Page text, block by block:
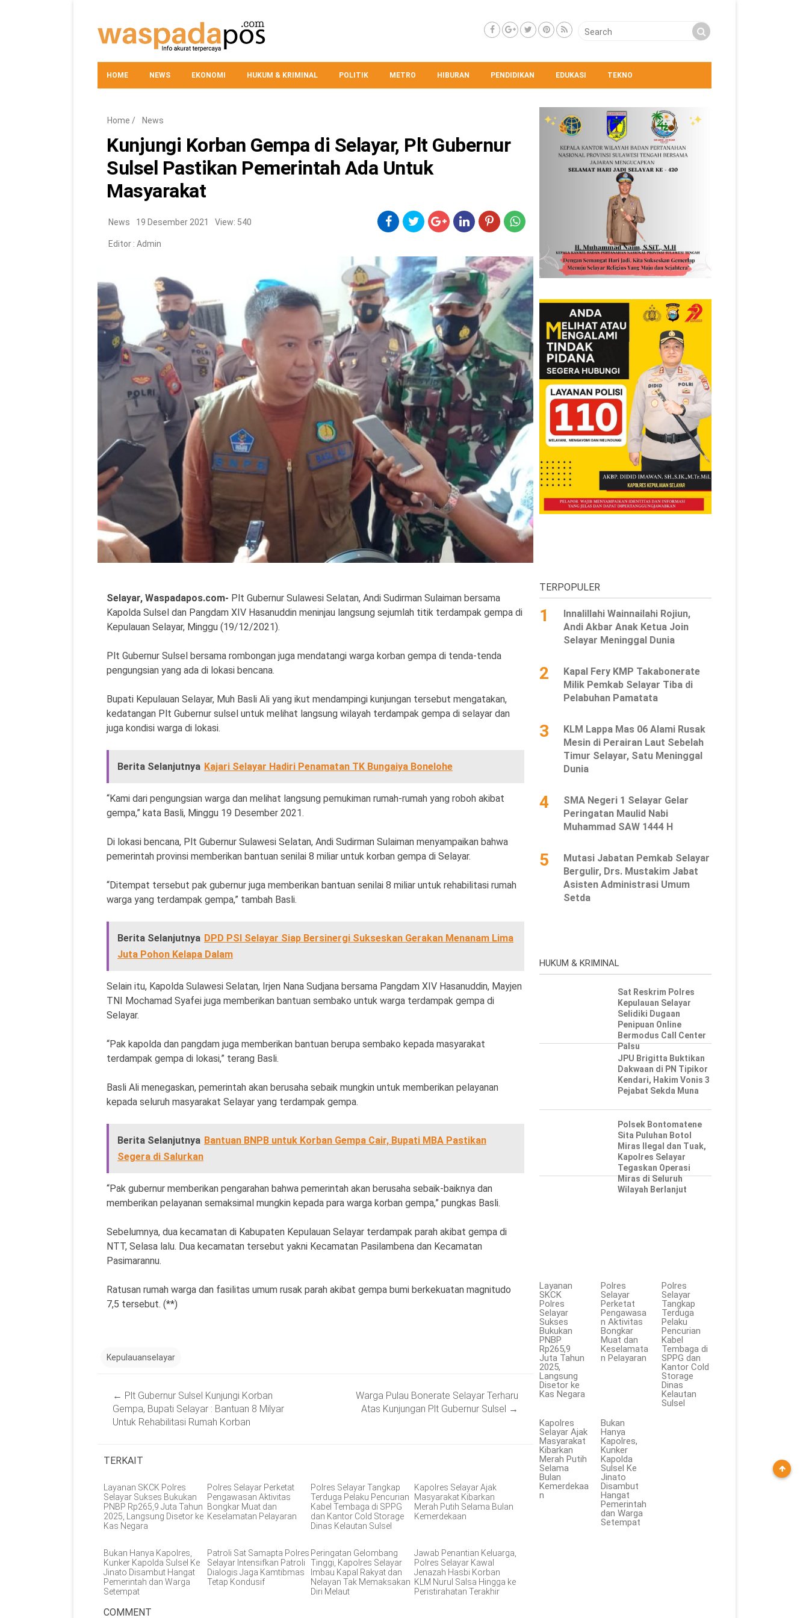
HOME NEWS EKONOMI HUKUM & KRIMINAL POLITIK METRO HIBURAN PENDIDIKAN EDUKASI TEKNO
Home / News
Kunjungi Korban Gempa di Selayar, Plt Gubernur
Sulsel Pastikan Pemerintah Ada Untuk
Masyarakat
News 19 Desember 2021 View: 540
Editor : Admin
Selayar, Waspadapos.com- Plt Gubernur Sulawesi Selatan, Andi Sudirman Sulaiman bersama
Kapolda Sulsel dan Pangdam XIV Hasanuddin meninjau langsung sejumlah titik terdampak gempa di
Kepulauan Selayar, Minggu (19/12/2021).
Plt Gubernur Sulsel bersama rombongan juga mendatangi warga korban gempa di tenda-tenda
pengungsian yang ada di lokasi bencana.
Bupati Kepulauan Selayar, Muh Basli Ali yang ikut mendampingi kunjungan tersebut mengatakan,
kedatangan Plt Gubernur sulsel untuk melihat langsung wilayah terdampak gempa di selayar dan
juga kondisi warga di lokasi.
Berita Selanjutnya Kajari Selayar Hadiri Penamatan TK Bungaiya Bonelohe
“Kami dari pengungsian warga dan melihat langsung pemukiman rumah-rumah yang roboh akibat
gempa,” kata Basli, Minggu 19 Desember 2021.
Di lokasi bencana, Plt Gubernur Sulawesi Selatan, Andi Sudirman Sulaiman menyampaikan bahwa
pemerintah provinsi memberikan bantuan senilai 8 miliar untuk korban gempa di Selayar.
“Ditempat tersebut pak gubernur juga memberikan bantuan senilai 8 miliar untuk rehabilitasi rumah
warga yang terdampak gempa,” tambah Basli.
Berita Selanjutnya DPD PSI Selayar Siap Bersinergi Sukseskan Gerakan Menanam Lima
Juta Pohon Kelapa Dalam
Selain itu, Kapolda Sulawesi Selatan, Irjen Nana Sudjana bersama Pangdam XIV Hasanuddin, Mayjen
TNI Mochamad Syafei juga memberikan bantuan sembako untuk warga terdampak gempa di
Selayar.
“Pak kapolda dan pangdam juga memberikan bantuan berupa sembako kepada masyarakat
terdampak gempa di lokasi,” terang Basli.
Basli Ali menegaskan, pemerintah akan berusaha sebaik mungkin untuk memberikan pelayanan
kepada seluruh masyarakat Selayar yang terdampak gempa.
Berita Selanjutnya Bantuan BNPB untuk Korban Gempa Cair, Bupati MBA Pastikan
Segera di Salurkan
“Pak gubernur memberikan pengarahan bahwa pemerintah akan berusaha sebaik-baiknya dan
memberikan pelayanan semaksimal mungkin kepada para warga korban gempa,” pungkas Basli.
Sebelumnya, dua kecamatan di Kabupaten Kepulauan Selayar terdampak parah akibat gempa di
NTT, Selasa lalu. Dua kecamatan tersebut yakni Kecamatan Pasilambena dan Kecamatan
Pasimarannu.
Ratusan rumah warga dan fasilitas umum rusak parah akibat gempa bumi berkekuatan magnitudo
7,5 tersebut. (**)
Kepulauanselayar
navigation
← Plt Gubernur Sulsel Kunjungi Korban
Gempa, Bupati Selayar : Bantuan 8 Milyar
Untuk Rehabilitasi Rumah Korban
Warga Pulau Bonerate Selayar Terharu
Atas Kunjungan Plt Gubernur Sulsel →
TERKAIT
Layanan SKCK Polres
Selayar Sukses Bukukan
PNBP Rp265,9 Juta Tahun
2025, Langsung Disetor ke
Kas Negara
Polres Selayar Perketat
Pengawasan Aktivitas
Bongkar Muat dan
Keselamatan Pelayaran
Polres Selayar Tangkap
Terduga Pelaku Pencurian
Kabel Tembaga di SPPG
dan Kantor Cold Storage
Dinas Kelautan Sulsel
Kapolres Selayar Ajak
Masyarakat Kibarkan
Merah Putih Selama Bulan
Kemerdekaan
Bukan Hanya Kapolres,
Kunker Kapolda Sulsel Ke
Jinato Disambut Hangat
Pemerintah dan Warga
Setempat
Patroli Sat Samapta Polres
Selayar Intensifkan Patroli
Dialogis Jaga Kamtibmas
Tetap Kondusif
Peringatan Gelombang
Tinggi, Kapolres Selayar
Imbau Kapal Rakyat dan
Nelayan Tak Memaksakan
Diri Melaut
Jawab Penantian Keluarga,
Polres Selayar Kawal
Jenazah Hasbi Korban
KLM Nurul Salsa Hingga ke
Peristirahatan Terakhir
COMMENT
TERPOPULER
1
Innalillahi Wainnailahi Rojiun,
Andi Akbar Anak Ketua Join
Selayar Meninggal Dunia
2
Kapal Fery KMP Takabonerate
Milik Pemkab Selayar Tiba di
Pelabuhan Pamatata
3
KLM Lappa Mas 06 Alami Rusak
Mesin di Perairan Laut Sebelah
Timur Selayar, Satu Meninggal
Dunia
4
SMA Negeri 1 Selayar Gelar
Peringatan Maulid Nabi
Muhammad SAW 1444 H
5
Mutasi Jabatan Pemkab Selayar
Bergulir, Drs. Mustakim Jabat
Asisten Administrasi Umum
Setda
HUKUM & KRIMINAL
Sat Reskrim Polres
Kepulauan Selayar
Selidiki Dugaan
Penipuan Online
Bermodus Call Center
Palsu
JPU Brigitta Buktikan
Dakwaan di PN Tipikor
Kendari, Hakim Vonis 3
Pejabat Sekda Muna
Polsek Bontomatene
Sita Puluhan Botol
Miras Ilegal dan Tuak,
Kapolres Selayar
Tegaskan Operasi
Miras di Seluruh
Wilayah Berlanjut
Layanan
SKCK
Polres
Selayar
Sukses
Bukukan
PNBP
Rp265,9
Juta Tahun
2025,
Langsung
Disetor ke
Kas Negara
Polres
Selayar
Perketat
Pengawasa
n Aktivitas
Bongkar
Muat dan
Keselamata
n Pelayaran
Polres
Selayar
Tangkap
Terduga
Pelaku
Pencurian
Kabel
Tembaga di
SPPG dan
Kantor Cold
Storage
Dinas
Kelautan
Sulsel
Kapolres
Selayar Ajak
Masyarakat
Kibarkan
Merah Putih
Selama
Bulan
Kemerdekaa
n
Bukan
Hanya
Kapolres,
Kunker
Kapolda
Sulsel Ke
Jinato
Disambut
Hangat
Pemerintah
dan Warga
Setempat